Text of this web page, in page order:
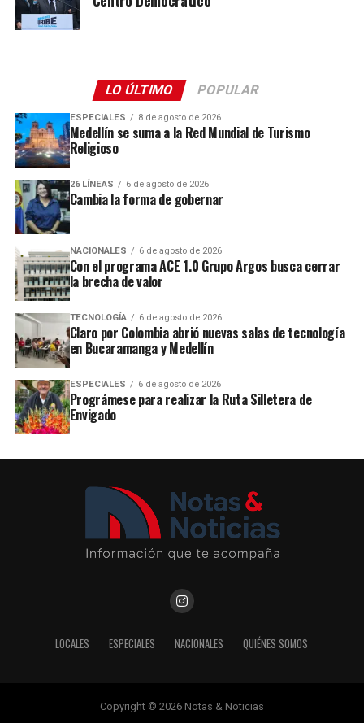
LO ÚLTIMO POPULAR
ESPECIALES 8 de agosto de 2026
Medellín se suma a la Red Mundial de Turismo
Religioso
26 LÍNEAS 6 de agosto de 2026
Cambia la forma de gobernar
NACIONALES 6 de agosto de 2026
Con el programa ACE 1.0 Grupo Argos busca cerrar
la brecha de valor
TECNOLOGÍA 6 de agosto de 2026
Claro por Colombia abrió nuevas salas de tecnología
en Bucaramanga y Medellín
ESPECIALES 6 de agosto de 2026
Prográmese para realizar la Ruta Silletera de
Envigado
LOCALES ESPECIALES NACIONALES QUIÉNES SOMOS
Copyright © 2026 Notas & Noticias